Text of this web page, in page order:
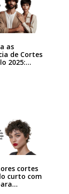
as
de Cortes
2025:…
cortes
curto com